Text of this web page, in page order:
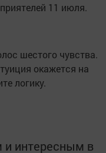
11 июля.
шестого чувства.
окажется на
логику.
интересным в